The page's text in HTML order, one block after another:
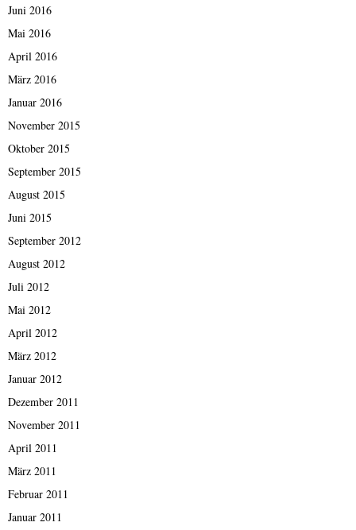
Juni 2016
Mai 2016
April 2016
März 2016
Januar 2016
November 2015
Oktober 2015
September 2015
August 2015
Juni 2015
September 2012
August 2012
Juli 2012
Mai 2012
April 2012
März 2012
Januar 2012
Dezember 2011
November 2011
April 2011
März 2011
Februar 2011
Januar 2011